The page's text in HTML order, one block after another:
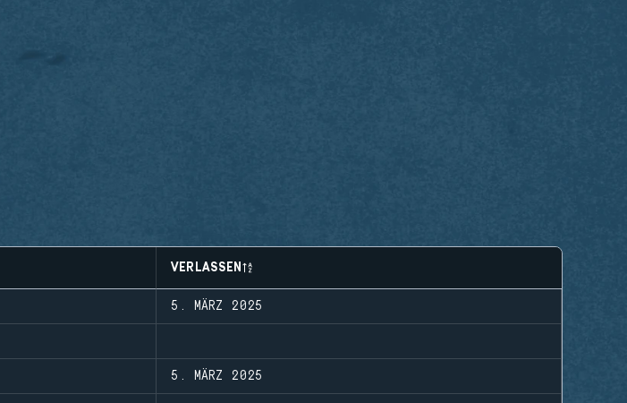
VERLASSEN
5. MÄRZ 2025
5. MÄRZ 2025